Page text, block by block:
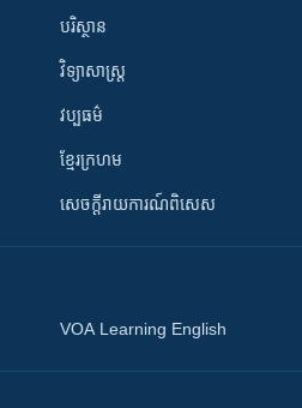
បរិស្ថាន
វិទ្យាសាស្រ្ត
វប្បធម៌
ខ្មែរក្រហម
សេចក្តីរាយការណ៍ពិសេស
VOA Learning English